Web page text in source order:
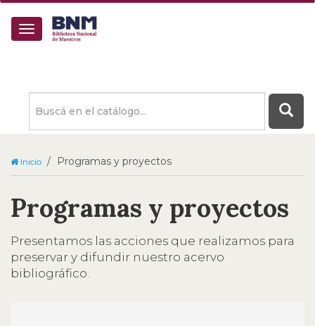
Buscá
catálogo
Inicio Programas y proyectos
Programas y proyectos
Presentamos las acciones que realizamos para
preservar y difundir nuestro acervo
bibliográfico.